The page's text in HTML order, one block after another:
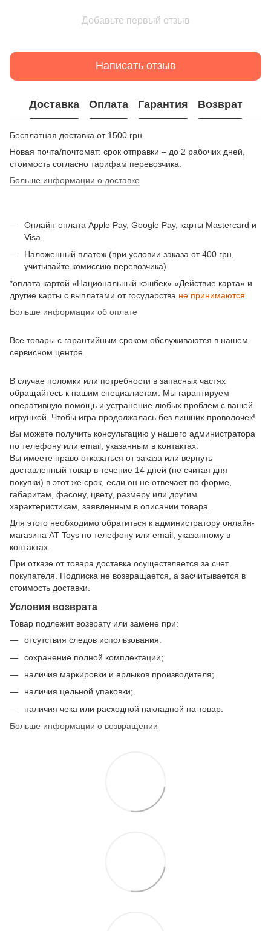
Добавьте первый отзыв
Написать отзыв
Доставка Оплата Гарантия Возврат
Бесплатная доставка от 1500 грн.
Новая почта/почтомат: срок отправки – до 2 рабочих дней,
стоимость согласно тарифам перевозчика.
Больше информации о доставке
Онлайн-оплата Apple Pay, Google Pay, карты Mastercard и
Visa.
Наложенный платеж (при условии заказа от 400 грн,
учитывайте комиссию перевозчика).
*оплата картой «Национальный кэшбек» «Действие карта» и
другие карты с выплатами от государства не принимаются
Больше информации об оплате
Все товары с гарантийным сроком обслуживаются в нашем
сервисном центре.
В случае поломки или потребности в запасных частях
обращайтесь к нашим специалистам. Мы гарантируем
оперативную помощь и устранение любых проблем с вашей
игрушкой. Чтобы игра продолжалась без лишних проволочек!
Вы можете получить консультацию у нашего администратора
по телефону или email, указанным в контактах.
Вы имеете право отказаться от заказа или вернуть
доставленный товар в течение 14 дней (не считая дня
покупки) в этот же срок, если он не отвечает по форме,
габаритам, фасону, цвету, размеру или другим
характеристикам, заявленным в описании товара.
Для этого необходимо обратиться к администратору онлайн-
магазина AT Toys по телефону или email, указанному в
контактах.
При отказе от товара доставка осуществляется за счет
покупателя. Подписка не возвращается, а засчитывается в
стоимость доставки.
Условия возврата
Товар подлежит возврату или замене при:
отсутствия следов использования.
сохранение полной комплектации;
наличия маркировки и ярлыков производителя;
наличия цельной упаковки;
наличия чека или расходной накладной на товар.
Больше информации о возвращении